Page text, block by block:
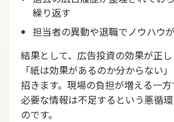
繰り返す
担当者の異動や退職でノウハウ
結果として、広告投資の効果が正し
「紙は効果があるのか分からない
招きます。現場の負担が増える一
必要な情報は不足するという悪循
のです。